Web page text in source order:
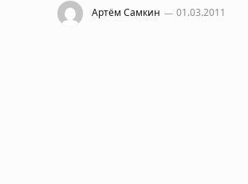
Артём Самкин 01.03.2011